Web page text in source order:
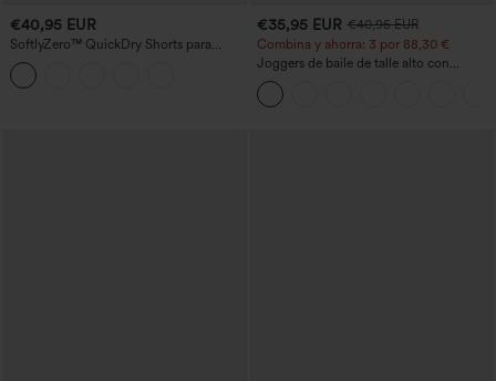
€40,95 EUR
SoftlyZero™ QuickDry Shorts para
correr 2 en 1 de 5'' con bolsillos — talle
alto, control de abdomen, puntos
reflectantes y dobladillo cruzado
€35,95 EUR €40,95 EUR
Combina y ahorra: 3 por 88,30 €
Joggers de baile de talle alto con
cordón, fruncidos, corte cónico, secado
rápido, tacto fresco y bolsillos - UPF40+